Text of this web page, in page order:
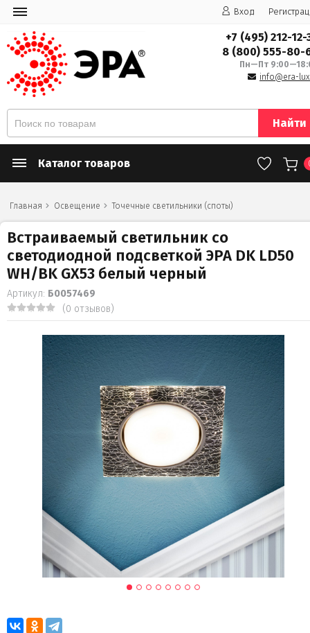
Вход
+7 (495) 212-12-
8 (800) 555-80-
Пн—Пт
info@era-
Найти
Каталог товаров
Главная Освещение Точечные светильники (споты)
Встраиваемый светильник со
светодиодной подсветкой ЭРА DK LD50
WH/BK GX53 белый черный
Артикул: Б0057469
(0 отзывов)